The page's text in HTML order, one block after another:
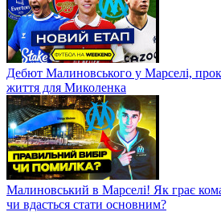
Дебют Малиновського у Марселі,
життя для Миколенка
Малиновський в Марселі! Як грає
чи вдасться стати основним?